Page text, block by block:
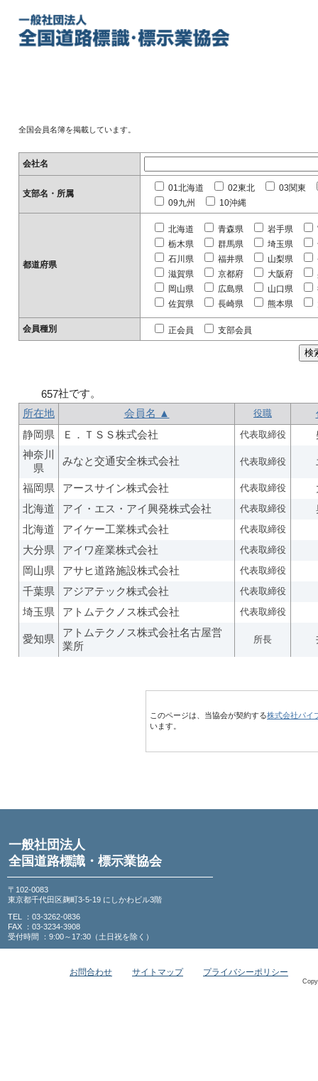
全国会員名簿を掲載しています。
会社名
支部名・所属
01北海道 02東北
03関東
09九州
10沖縄
都道府県
北海道 青森県 岩手県
栃木県
群馬県 埼玉県
石川県
福井県 山梨県
滋賀県
京都府 大阪府
岡山県
広島県 山口県
佐賀県
長崎県 熊本県
会員種別 正会員 支部会員
657社です。
所在地
会員名 ▲ 役職
静岡県
Ｅ．ＴＳＳ株式会社 代表取締役
神奈川
県
みなと交通安全株式会社 代表取締役
福岡県 アースサイン株式会社 代表取締役
北海道
アイ・エス・アイ興発株式会社 代表取締役
北海道
アイケー工業株式会社 代表取締役
大分県 アイワ産業株式会社 代表取締役
岡山県 アサヒ道路施設株式会社 代表取締役
千葉県 アジアテック株式会社 代表取締役
埼玉県 アトムテクノス株式会社 代表取締役
愛知県
アトムテクノス株式会社名古屋営
業所
所長
このページは、当協会が契約する株式会社パイ
います。
一般社団法人
全国道路標識・標示業協会
〒102-0083
東京都千代田区麹町3-5-19 にしかわビル3階
TEL ：03-3262-0836
FAX ：03-3234-3908
受付時間 ：9:00～17:30（土日祝を除く）
お問合わせ サイトマップ プライバシーポリシー